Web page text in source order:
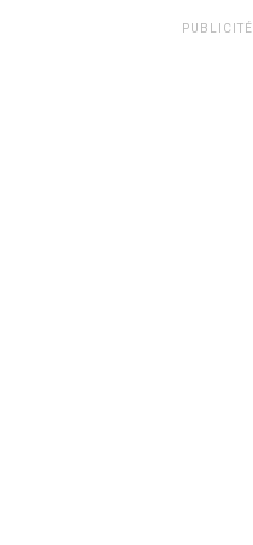
PUBLICITÉ